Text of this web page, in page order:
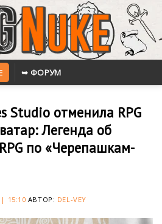
➥ ФОРУМ
Studio отменила RPG
Легенда об
по «Черепашкам-
| 15:10 АВТОР: DEL-VEY